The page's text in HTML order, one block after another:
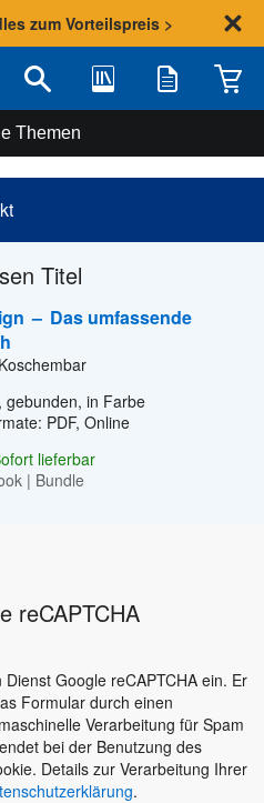
zum Vorteilspreis >
Suche Bibliothek Merkliste
Themen
Titel
– Das umfassende
gebunden, in Farbe
PDF, Online
lieferbar
| Bundle
reCAPTCHA
Google reCAPTCHA ein. Er
Formular durch einen
Verarbeitung für Spam
bei der Benutzung des
Details zur Verarbeitung Ihrer
.